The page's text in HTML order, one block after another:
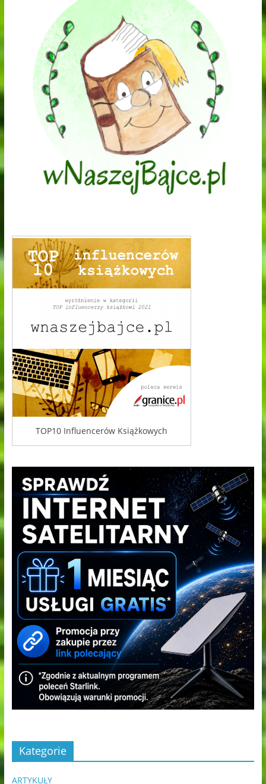
TOP10 Influencerów Książkowych
Kategorie
ARTYKUŁY